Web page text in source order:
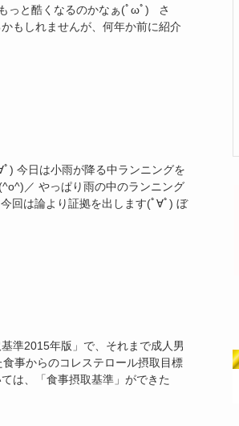
っと酷くなるのかなぁ(ﾟωﾟ) さ
もしれませんが、何年か前に紹介
) 今日は小雨が降る中ランニングを
／ やっぱり雨の中のランニング
回は論より証拠を出します(ﾟ∀ﾟ) ぼ
準2015年版」で、それまで成人男
事からのコレステロール摂取目標
は、「食事摂取基準」ができた